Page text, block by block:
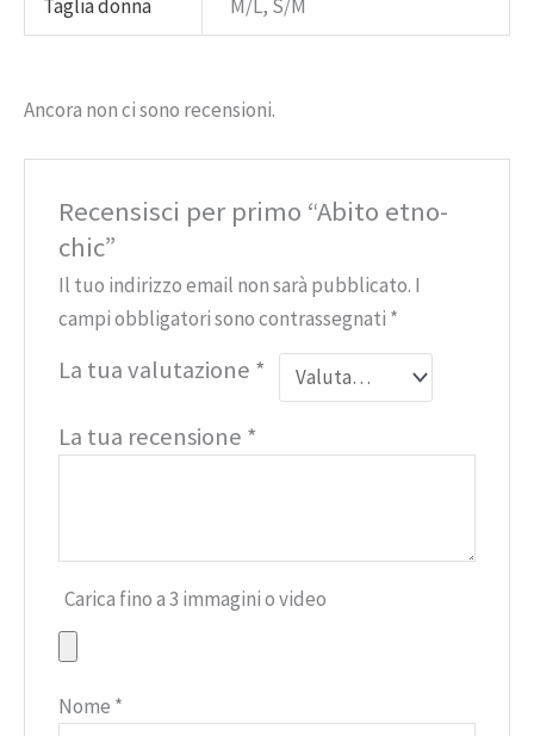
Taglia donna M/L, S/M
Ancora non ci sono recensioni.
Recensisci per primo “Abito etno-
chic”
Il tuo indirizzo email non sarà pubblicato. I
campi obbligatori sono contrassegnati *
La tua valutazione *
La tua recensione *
Carica fino a 3 immagini o video
Nome *